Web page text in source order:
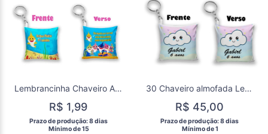
Lembrancinha Chaveiro Almofada Baby Shark
R$ 1,99
Prazo de produção: 8 dias
  Mínimo de 15
30 Chaveiro almofada Lembrancinha Chuva de amor chuva de benção
R$ 45,00
Prazo de produção: 8 dias
  Mínimo de 1